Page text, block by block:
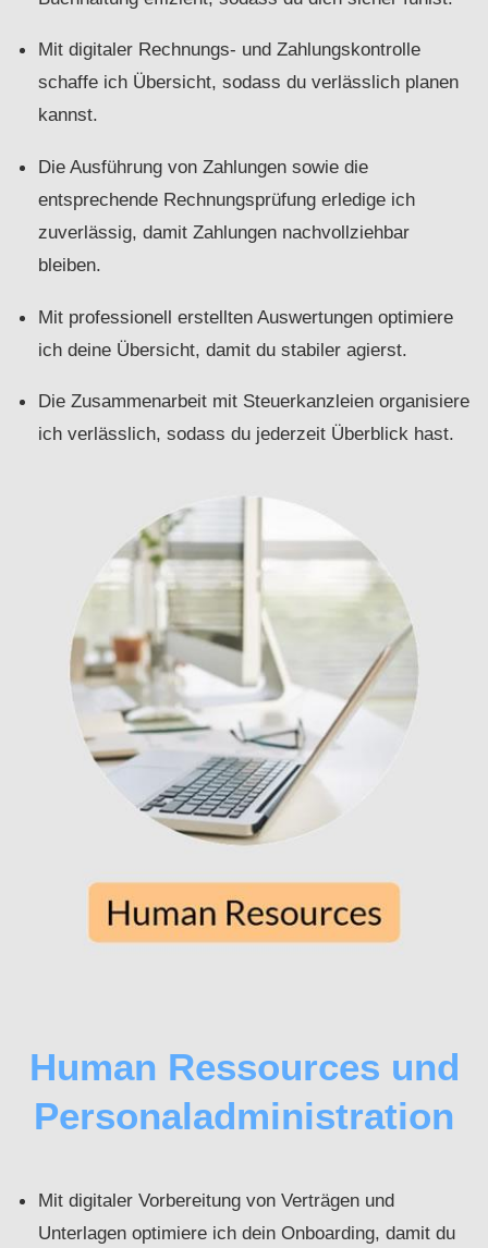
Mit digitaler Rechnungs- und Zahlungskontrolle
schaffe ich Übersicht, sodass du verlässlich planen
kannst.
Die Ausführung von Zahlungen sowie die
entsprechende Rechnungsprüfung erledige ich
zuverlässig, damit Zahlungen nachvollziehbar
bleiben.
Mit professionell erstellten Auswertungen optimiere
ich deine Übersicht, damit du stabiler agierst.
Die Zusammenarbeit mit Steuerkanzleien organisiere
ich verlässlich, sodass du jederzeit Überblick hast.
Human Ressources und
Personaladministration
Mit digitaler Vorbereitung von Verträgen und
Unterlagen optimiere ich dein Onboarding, damit du